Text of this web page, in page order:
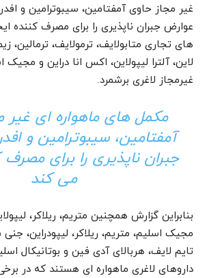
غیر مجاز حاوی آمفتامین، سیبوترامین و
عوارض جبران ناپذیری را برای مصرف کننده
های تجاری متابولایف، ترمولایف، ترمالین،
لاین، آلترا لیپولاین، اکس انا دراین و مجیک
غیرمجاز لاغری برشمرد.
مکمل های ماهواره ای غیر
آمفتامین، سیبوترامین و
جبران ناپذیری را برای مصرف
می کند
بنابراین گزارش همچنین متریم، ریلاکر،
مجیک اسلیم، متریم، ریلاکر، لیپودراین،
تایم لایف، هربالای آدی فین و بوتانیکال
داروهای لاغری ماهواره ای هستند که در